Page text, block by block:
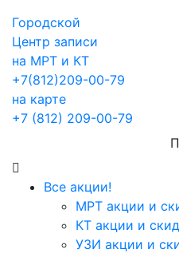
Городской
Центр записи
на МРТ и КТ
+7(812)209-00-79
на карте
+7 (812) 209-00-79
Все акции!
МРТ акции и
КТ акции и
УЗИ акции и